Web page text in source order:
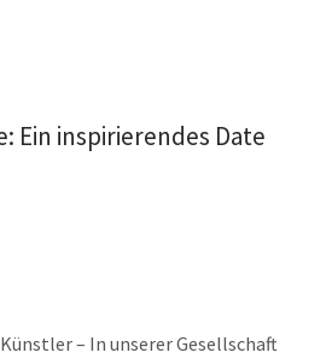
Ein inspirierendes Date
– In unserer Gesellschaft